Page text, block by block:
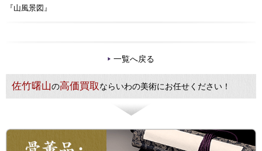
『山風景図』
一覧へ戻る
佐竹曙山の高価買取ならいわの美術にお任せください！